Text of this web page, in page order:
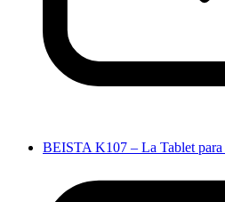
BEISTA K107 – La Tablet para